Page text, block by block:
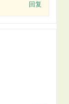
回复